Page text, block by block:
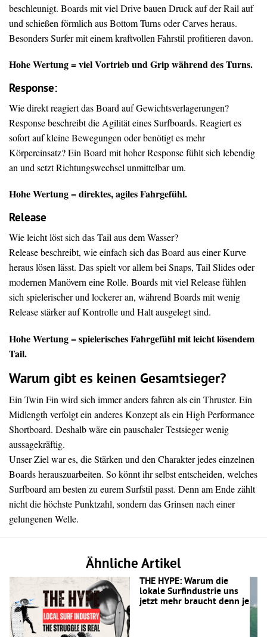
beschleunigt. Boards mit viel Drive bauen Druck auf der Rail auf
und schießen förmlich aus Bottom Turns oder Carves heraus.
Besonders Surfer mit einem kraftvollen Fahrstil profitieren davon.
Hohe Wertung = viel Vortrieb und Grip während des Turns.
Response:
Wie direkt reagiert das Board auf Gewichtsverlagerungen?
Response beschreibt die Agilität eines Surfboards. Reagiert es
sofort auf kleine Bewegungen oder benötigt es mehr
Körpereinsatz? Ein Board mit hoher Response fühlt sich lebendig
an und setzt Richtungswechsel unmittelbar um.
Hohe Wertung = direktes, agiles Fahrgefühl.
Release
Wie leicht löst sich das Tail aus dem Wasser?
Release beschreibt, wie einfach sich das Board aus einer Kurve
heraus lösen lässt. Das spielt vor allem bei Snaps, Tail Slides oder
modernen Manövern eine Rolle. Boards mit viel Release fühlen
sich spielerischer und lockerer an, während Boards mit wenig
Release stärker auf Kontrolle und Halt ausgelegt sind.
Hohe Wertung = spielerisches Fahrgefühl mit leicht lösendem
Tail.
Warum gibt es keinen Gesamtsieger?
Ein Twin Fin wird sich immer anders fahren als ein Thruster. Ein
Midlength verfolgt ein anderes Konzept als ein High Performance
Shortboard. Deshalb wäre ein pauschaler Testsieger wenig
aussagekräftig.
Unser Ziel war es, die Stärken und den Charakter jedes einzelnen
Boards herauszuarbeiten. So könnt ihr selbst entscheiden, welches
Surfboard am besten zu eurem Surfstil passt. Denn am Ende zählt
nicht die höchste Punktzahl, sondern das Grinsen nach einer
gelungenen Welle.
Ähnliche Artikel
THE HYPE: Warum die
lokale Surfindustrie uns
jetzt mehr braucht denn je